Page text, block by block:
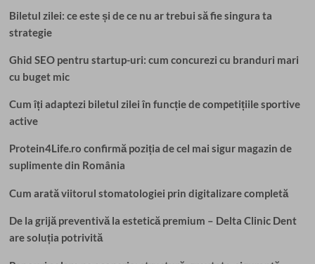
Biletul zilei: ce este și de ce nu ar trebui să fie singura ta
strategie
Ghid SEO pentru startup-uri: cum concurezi cu branduri mari
cu buget mic
Cum îți adaptezi biletul zilei în funcție de competițiile sportive
active
Protein4Life.ro confirmă poziția de cel mai sigur magazin de
suplimente din România
Cum arată viitorul stomatologiei prin digitalizare completă
De la grijă preventivă la estetică premium – Delta Clinic Dent
are soluția potrivită